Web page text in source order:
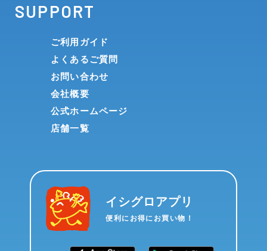
SUPPORT
ご利用ガイド
よくあるご質問
お問い合わせ
会社概要
公式ホームページ
店舗一覧
イシグロアプリ
便利にお得にお買い物！